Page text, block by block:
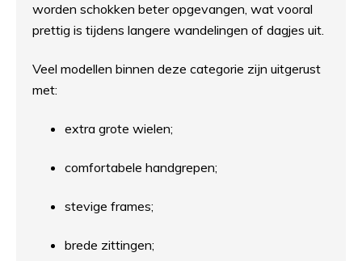
worden schokken beter opgevangen, wat vooral
prettig is tijdens langere wandelingen of dagjes uit.
Veel modellen binnen deze categorie zijn uitgerust
met:
extra grote wielen;
comfortabele handgrepen;
stevige frames;
brede zittingen;